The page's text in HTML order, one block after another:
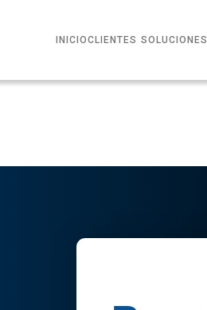
INICIOCLIENTES SOLUCIONES